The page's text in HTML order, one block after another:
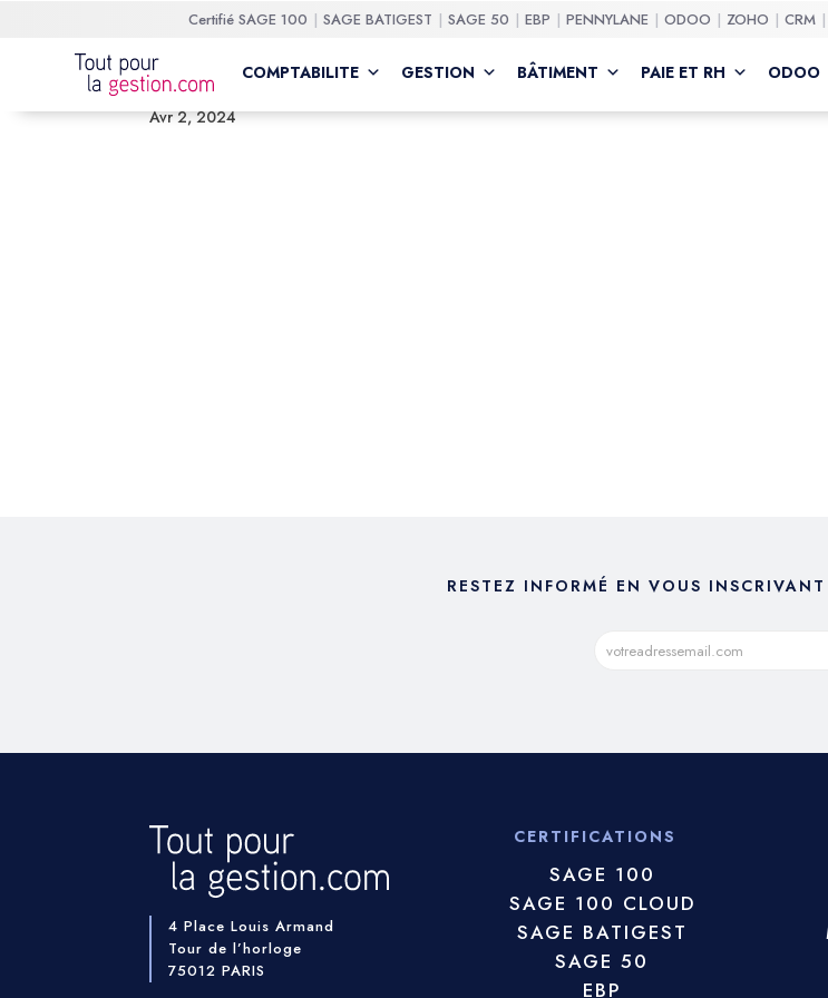
Certifié SAGE 100 SAGE BATIGEST SAGE 50 EBP PENNYLANE ODOO ZOHO CRM
COMPTABILITE GESTION BÂTIMENT PAIE ET RH ODOO
Carrousel Web Symfony
Avr 2, 2024
RESTEZ INFORMÉ EN VOUS
4 Place Louis Armand
Tour de l’horloge
75012 PARIS
CERTIFICATIONS
SAGE 100
SAGE 100 CLOUD
SAGE BATIGEST
SAGE 50
EBP